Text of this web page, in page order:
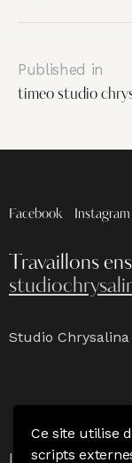
Ce site utilise
scripts
Published in
timeo studio
Facebook Instagram
Travaillons
Studio
Mention Légales
|
Charte du